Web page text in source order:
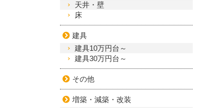
天井・壁
床
建具
建具10万円台～
建具30万円台～
その他
増築・減築・改装